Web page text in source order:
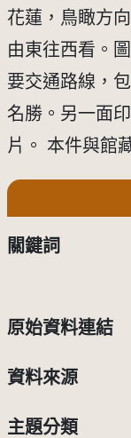
花蓮，鳥瞰方
由東往西看。
要交通路線，
名勝。另一面
片。 本件與館
關鍵詞
原始資料連結
資料來源
主題分類